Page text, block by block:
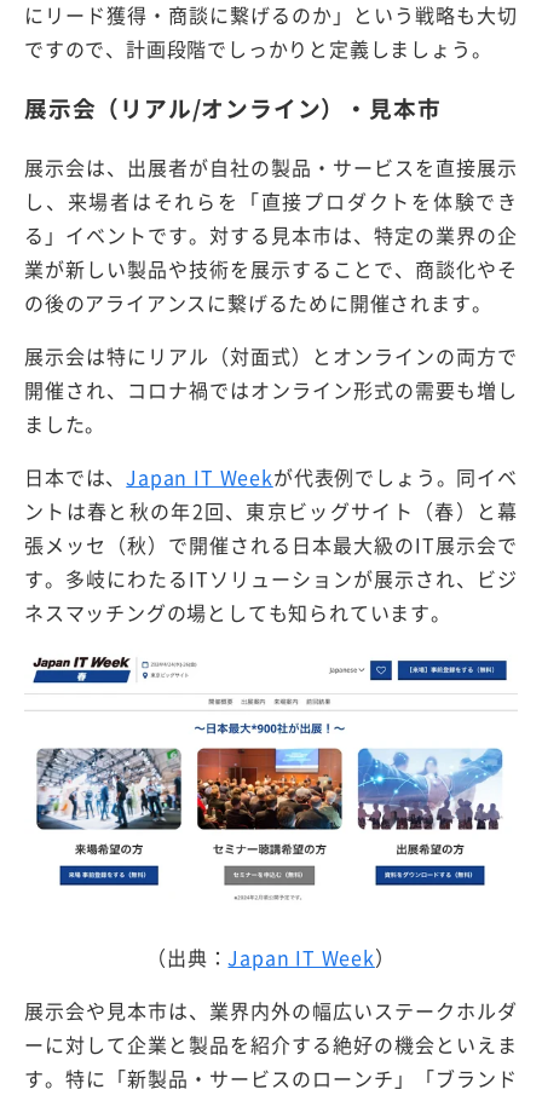
にリード獲得・商談に繋げるのか」という戦略も大切
ですので、計画段階でしっかりと定義しましょう。
展示会（リアル/オンライン）・見本市
展示会は、出展者が自社の製品・サービスを直接展示
し、来場者はそれらを「直接プロダクトを体験でき
る」イベントです。対する見本市は、特定の業界の企
業が新しい製品や技術を展示することで、商談化やそ
の後のアライアンスに繋げるために開催されます。
展示会は特にリアル（対面式）とオンラインの両方で
開催され、コロナ禍ではオンライン形式の需要も増し
ました。
日本では、Japan IT Weekが代表例でしょう。同イベ
ントは春と秋の年2回、東京ビッグサイト（春）と幕
張メッセ（秋）で開催される日本最大級のIT展示会で
す。多岐にわたるITソリューションが展示され、ビジ
ネスマッチングの場としても知られています。
（出典：Japan IT Week）
展示会や見本市は、業界内外の幅広いステークホルダ
ーに対して企業と製品を紹介する絶好の機会といえま
す。特に「新製品・サービスのローンチ」「ブランド